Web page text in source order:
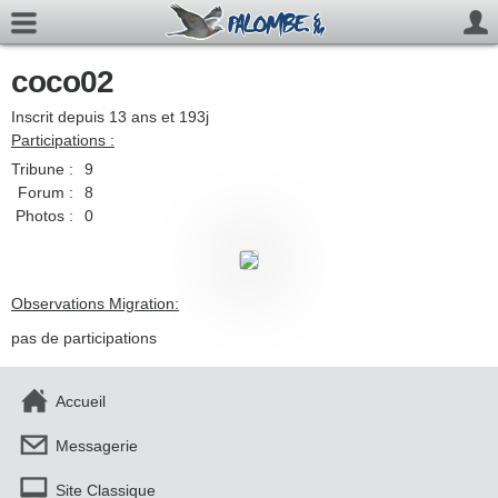
coco02
Inscrit depuis 13 ans et 193j
Participations :
Tribune :
9
Forum :
8
Photos :
0
Observations Migration:
pas de participations
Accueil
Messagerie
Site Classique